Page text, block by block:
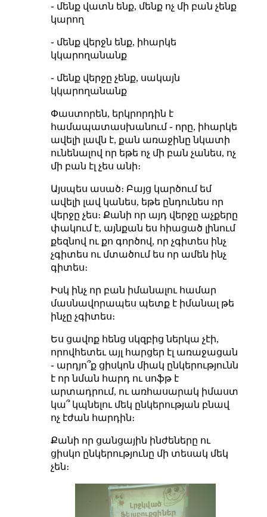
֊ մենք վատն ենք, մենք ոչ մի բան չենք
կարող
֊ մենք վերջն ենք, իհարկե
կկարողանանք
֊ մենք վերջը չենք, սակայն
կկարողանանք
Փաստորեն, երկրորդին է
համապատասխանում ֊ որը, իհարկե
ավելի լավն է, քան առաջինը նկատի
ունենալով որ եթե ոչ մի բան չանես, ոչ
մի բան էլ չես անի։
Այսպես ասած։ Բայց կարծում եմ
ավելի լավ կանես, եթե ընդունես որ
վերջը չես։ Քանի որ այդ վերջը աչքերը
փակում է, այնքան ես հիացած լինում
քեզնով ու քո գործով, որ չգիտես ինչ
չգիտես ու մտածում ես որ ամեն ինչ
գիտես։
Իսկ ինչ որ բան իմանալու համար
մասնավորապես պետք է իմանալ թե
ինչը չգիտես։
Ես ցավոք հենց սկզբից ներկա չէի,
որովհետեւ այլ հարցեր էլ առաջացան
֊ արդյո՞ք ցիսկոն միակ ընկերությունն
է որ նման հարդ ու սոֆթ է
արտադրում, ու առհասարակ իմաստ
կա՞ կպնելու մեկ ընկերության բնավ
ոչ էժան հարդին։
Քանի որ ցանցային ինժեները ու
ցիսկո ընկերությունը մի տեսակ մեկ
չեն։